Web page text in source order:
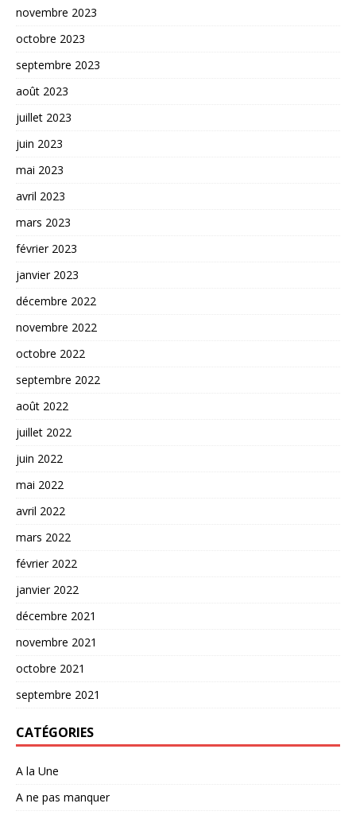
novembre 2023
octobre 2023
septembre 2023
août 2023
juillet 2023
juin 2023
mai 2023
avril 2023
mars 2023
février 2023
janvier 2023
décembre 2022
novembre 2022
octobre 2022
septembre 2022
août 2022
juillet 2022
juin 2022
mai 2022
avril 2022
mars 2022
février 2022
janvier 2022
décembre 2021
novembre 2021
octobre 2021
septembre 2021
CATÉGORIES
A la Une
A ne pas manquer